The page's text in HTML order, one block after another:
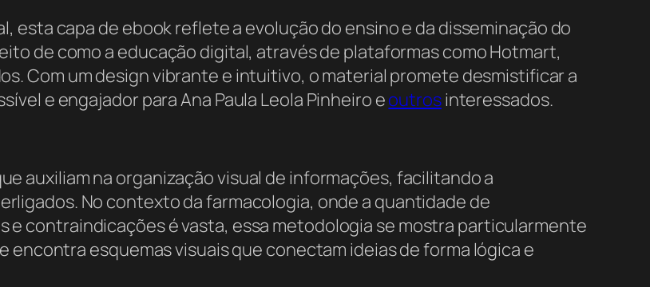
esta capa de ebook reflete a evolução do ensino e da disseminação do
de como a educação digital, através de plataformas como Hotmart,
Com um design vibrante e intuitivo, o material promete desmistificar a
e engajador para Ana Paula Leola Pinheiro eoutrosinteressados.
auxiliam na organização visual de informações, facilitando a
No contexto da farmacologia, onde a quantidade de
e contraindicações é vasta, essa metodologia se mostra particularmente
esquemas visuais que conectam ideias de forma lógica e